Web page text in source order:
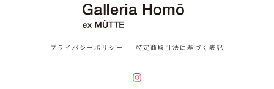
プライバシーポリシー 特定商取引法に基づく表記